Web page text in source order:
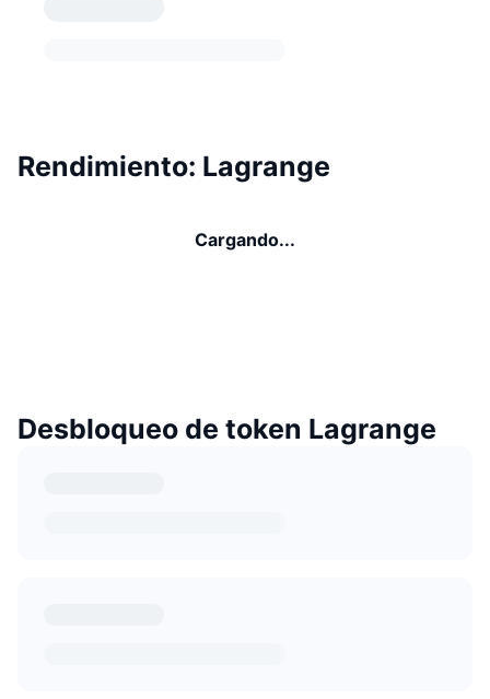
Rendimiento: Lagrange
Cargando...
Desbloqueo de token Lagrange